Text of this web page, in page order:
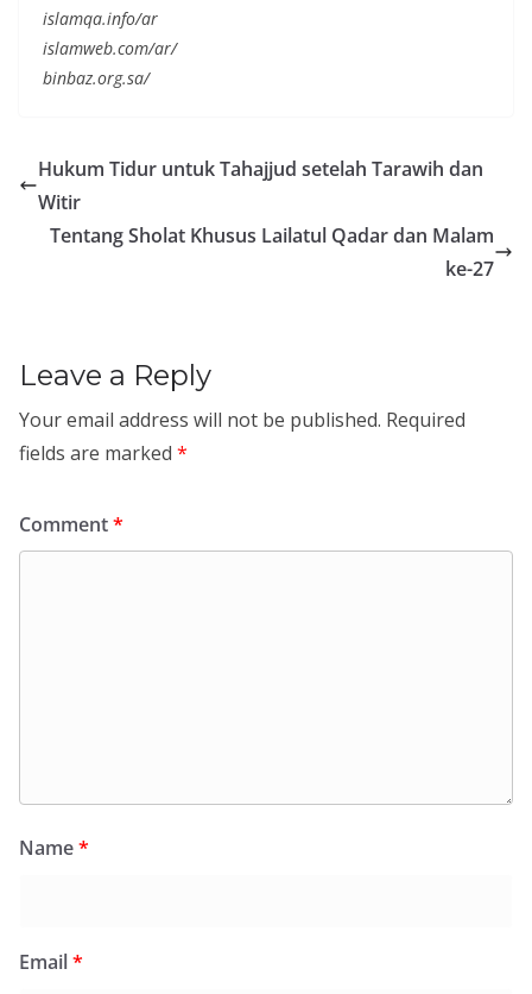
islamqa.info/ar
islamweb.com/ar/
binbaz.org.sa/
Hukum Tidur untuk Tahajjud setelah Tarawih dan
Witir
Tentang Sholat Khusus Lailatul Qadar dan Malam
ke-27
Leave a Reply
Your email address will not be published. Required
fields are marked *
Comment*
Name*
Email*